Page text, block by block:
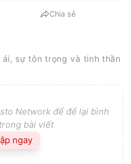
Chia sẻ
sự tôn trọng và tinh thần
Network để để lại bình
bài viết
ngay